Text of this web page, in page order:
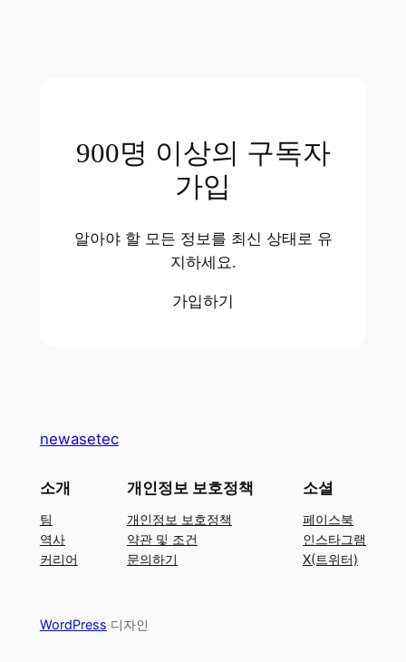
900명 이상의 구독자
가입
알아야 할 모든 정보를 최신 상태로 유
지하세요.
가입하기
newasetec
소개
팀
역사
커리어
개인정보 보호정책
개인정보 보호정책
약관 및 조건
문의하기
소셜
페이스북
인스타그램
X(트위터)
WordPress 디자인